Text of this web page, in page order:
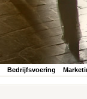
Bedrijfsvoering